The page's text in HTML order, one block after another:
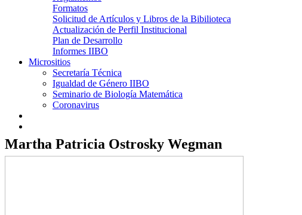
Formatos
Solicitud de Artículos y Libros de la Bibilioteca
Actualización de Perfil Institucional
Plan de Desarrollo
Informes IIBO
Micrositios
Secretaría Técnica
Igualdad de Género IIBO
Seminario de Biología Matemática
Coronavirus
Martha Patricia Ostrosky Wegman